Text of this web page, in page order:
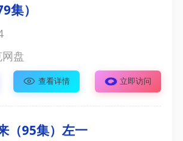
集）
盘
查看详情 立即访问
（95集）左一